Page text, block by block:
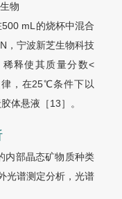
物
mL的烧杯中混合
，宁波新芝生物科技
释使其质量分数<
律，在25℃条件下以
体悬液［13］ 。
内部晶态矿物质种类
光谱测定分析，光谱